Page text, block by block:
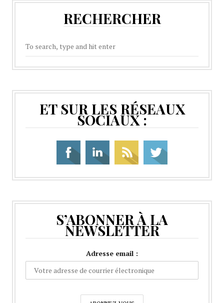
RECHERCHER
ET SUR LES RÉSEAUX
SOCIAUX :
S’ABONNER À LA
NEWSLETTER
Adresse email :